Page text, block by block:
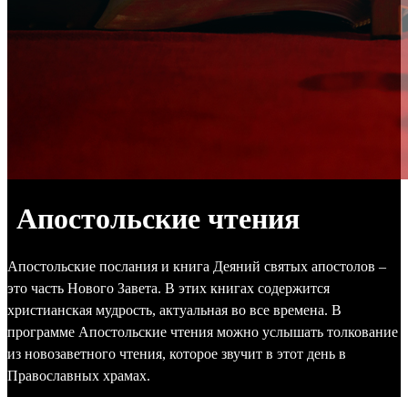
Апостольские чтения
Апостольские послания и книга Деяний святых апостолов –
это часть Нового Завета. В этих книгах содержится
христианская мудрость, актуальная во все времена. В
программе Апостольские чтения можно услышать толкование
из новозаветного чтения, которое звучит в этот день в
Православных храмах.